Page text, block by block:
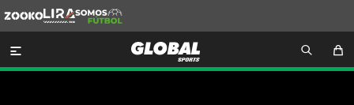
Lira
Somos
Futbol
